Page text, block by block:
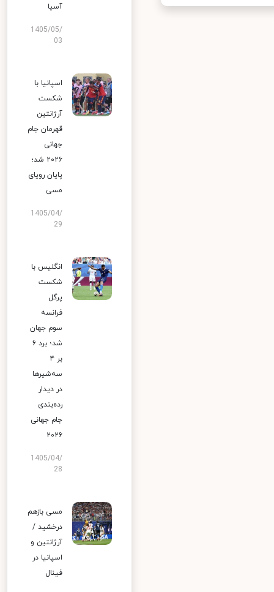
آسیا
1405/05/
03
اسپانیا با
شکست
آرژانتین
قهرمان جام
جهانی
۲۰۲۶ شد؛
پایان رویای
مسی
1405/04/
29
انگلیس با
شکست
پرگل
فرانسه
سوم جهان
شد؛ برد ۶
بر ۴
سه‌شیرها
در دیدار
رده‌بندی
جام جهانی
۲۰۲۶
1405/04/
28
مسی بازهم
درخشید /
آرژانتین و
اسپانیا در
فینال